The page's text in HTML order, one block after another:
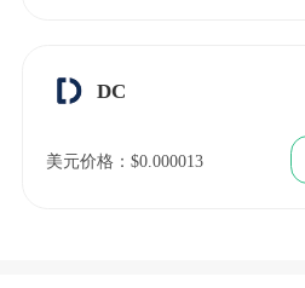
DC
美元价格：$0.000013